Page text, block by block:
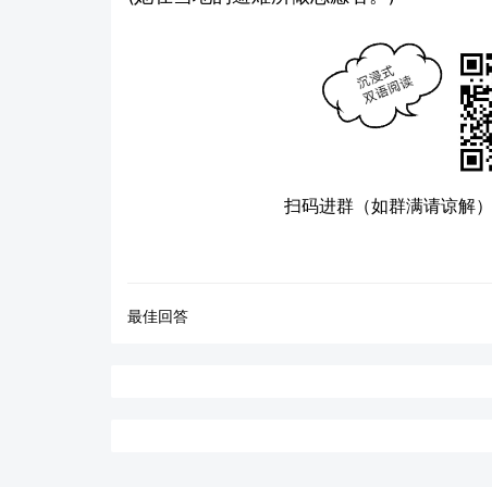
扫码进群（如群满请谅解）
最佳回答